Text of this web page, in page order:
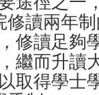
修讀兩年
修讀足夠
繼而升讀
取得學士